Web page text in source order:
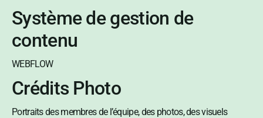
Système de gestion de
contenu
WEBFLOW
Crédits Photo
Portraits des membres de l’équipe, des photos, des visuels